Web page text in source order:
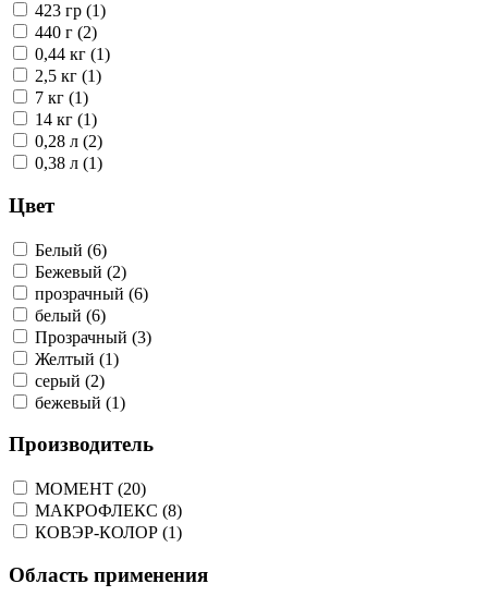
423 гр (1)
440 г (2)
0,44 кг (1)
2,5 кг (1)
7 кг (1)
14 кг (1)
0,28 л (2)
0,38 л (1)
Цвет
Белый (6)
Бежевый (2)
прозрачный (6)
белый (6)
Прозрачный (3)
Желтый (1)
серый (2)
бежевый (1)
Производитель
МОМЕНТ (20)
МАКРОФЛЕКС (8)
КОВЭР-КОЛОР (1)
Область применения